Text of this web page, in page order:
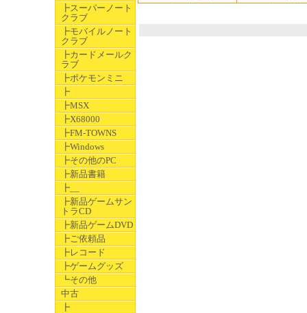
┣スーパーノート
クラブ
┣モバイルノート
クラブ
┣カードメールク
ラブ
┣ポケモンミニ
┣
┣MSX
┣X68000
┣FM-TOWNS
┣Windows
┣その他のPC
┣新品書籍
┣__
┣新品ゲームサン
トラCD
┣新品ゲームDVD
┣ご依頼品
┣レコード
┣ゲームグッズ
┗その他
中古
┣